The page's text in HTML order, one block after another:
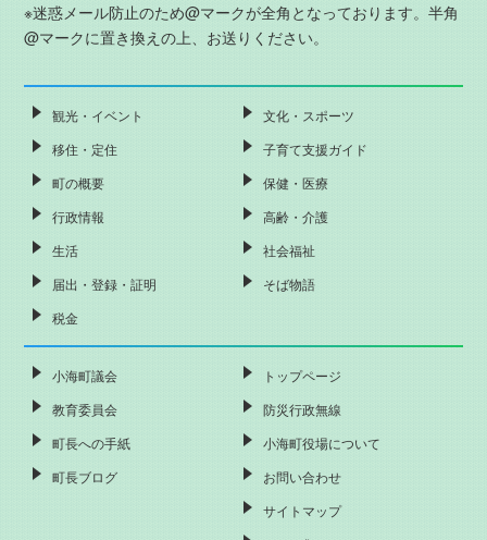
※迷惑メール防止のため@マークが全角となっております。半角
@マークに置き換えの上、お送りください。
観光・イベント
移住・定住
町の概要
行政情報
生活
届出・登録・証明
税金
文化・スポーツ
子育て支援ガイド
保健・医療
高齢・介護
社会福祉
そば物語
小海町議会
教育委員会
町長への手紙
町長ブログ
トップページ
防災行政無線
小海町役場について
お問い合わせ
サイトマップ